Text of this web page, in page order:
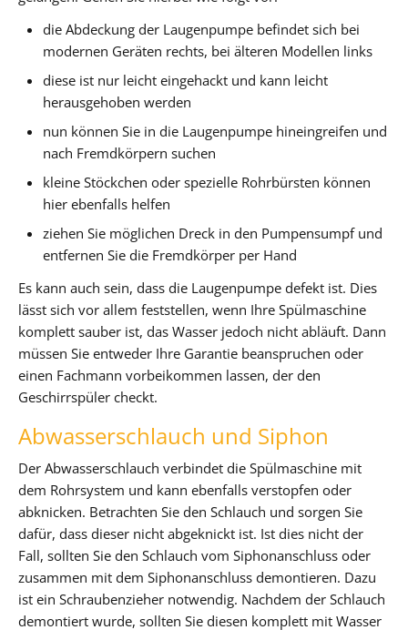
die Abdeckung der Laugenpumpe befindet sich bei
modernen Geräten rechts, bei älteren Modellen links
diese ist nur leicht eingehackt und kann leicht
herausgehoben werden
nun können Sie in die Laugenpumpe hineingreifen und
nach Fremdkörpern suchen
kleine Stöckchen oder spezielle Rohrbürsten können
hier ebenfalls helfen
ziehen Sie möglichen Dreck in den Pumpensumpf und
entfernen Sie die Fremdkörper per Hand
Es kann auch sein, dass die Laugenpumpe defekt ist. Dies
lässt sich vor allem feststellen, wenn Ihre Spülmaschine
komplett sauber ist, das Wasser jedoch nicht abläuft. Dann
müssen Sie entweder Ihre Garantie beanspruchen oder
einen Fachmann vorbeikommen lassen, der den
Geschirrspüler checkt.
Abwasserschlauch und Siphon
Der Abwasserschlauch verbindet die Spülmaschine mit
dem Rohrsystem und kann ebenfalls verstopfen oder
abknicken. Betrachten Sie den Schlauch und sorgen Sie
dafür, dass dieser nicht abgeknickt ist. Ist dies nicht der
Fall, sollten Sie den Schlauch vom Siphonanschluss oder
zusammen mit dem Siphonanschluss demontieren. Dazu
ist ein Schraubenzieher notwendig. Nachdem der Schlauch
demontiert wurde, sollten Sie diesen komplett mit Wasser